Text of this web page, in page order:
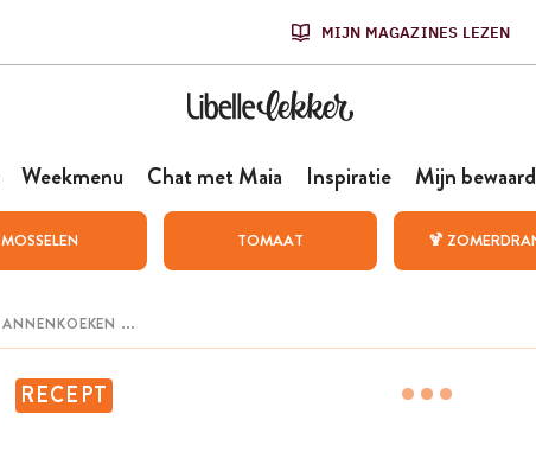
MIJN MAGAZINES LEZEN
Weekmenu Chat met Maia Inspiratie Mijn
MOSSELEN TOMAAT 🍹
RECEPT